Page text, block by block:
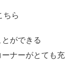
ちら
ができる
ナーがとても充